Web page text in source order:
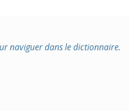
naviguer dans le dictionnaire.